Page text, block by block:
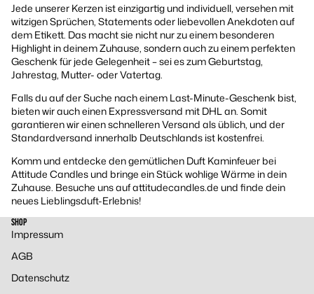
Jede unserer Kerzen ist einzigartig und individuell, versehen mit
witzigen Sprüchen, Statements oder liebevollen Anekdoten auf
dem Etikett. Das macht sie nicht nur zu einem besonderen
Highlight in deinem Zuhause, sondern auch zu einem perfekten
Geschenk für jede Gelegenheit – sei es zum Geburtstag,
Jahrestag, Mutter- oder Vatertag.
Falls du auf der Suche nach einem Last-Minute-Geschenk bist,
bieten wir auch einen Expressversand mit DHL an. Somit
garantieren wir einen schnelleren Versand als üblich, und der
Standardversand innerhalb Deutschlands ist kostenfrei.
Komm und entdecke den gemütlichen Duft Kaminfeuer bei
Attitude Candles und bringe ein Stück wohlige Wärme in dein
Zuhause. Besuche uns auf attitudecandles.de und finde dein
neues Lieblingsduft-Erlebnis!
SHOP
Impressum
AGB
Datenschutz